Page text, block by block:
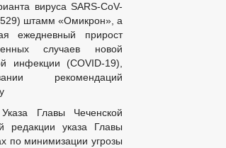
вируса SARS-CoV-
штамм «Омикрон», а
ежедневный прирост
случаев новой
инфекции (COVID-19),
рекомендаций
Главы Чеченской
редакции указа Главы
по минимизации угрозы